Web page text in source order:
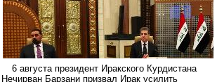
6 августа президент Иракского Курдистана
Нечирван Барзани призвал Ирак усилить